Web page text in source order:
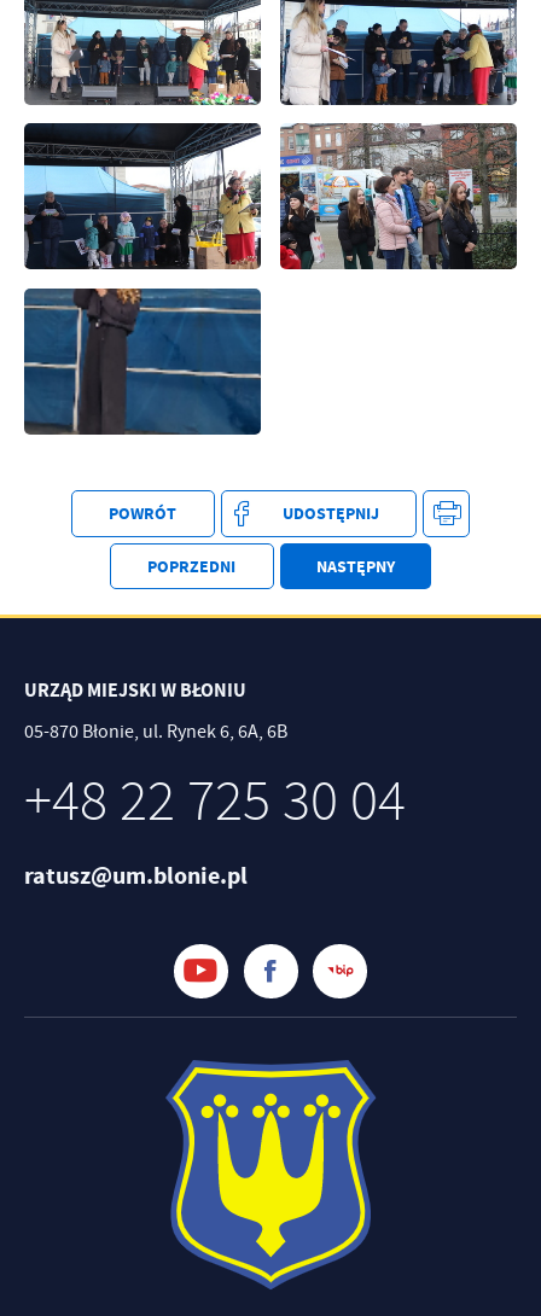
POWRÓT UDOSTĘPNIJ
POPRZEDNI NASTĘPNY
URZĄD MIEJSKI W BŁONIU
05-870 Błonie, ul. Rynek 6, 6A, 6B
+48 22 725 30 04
ratusz@um.blonie.pl